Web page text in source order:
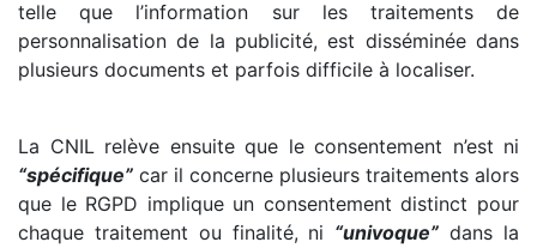
telle que l’information sur les traitements de
personnalisation de la publicité, est disséminée dans
plusieurs documents et parfois difficile à localiser.
La CNIL relève ensuite que le consentement n’est ni
“spécifique” car il concerne plusieurs traitements alors
que le RGPD implique un consentement distinct pour
chaque traitement ou finalité, ni “univoque” dans la